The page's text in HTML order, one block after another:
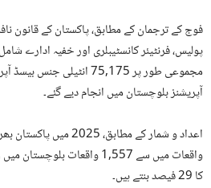
فوج کے ترجمان کے مطابق، پاکستان کے قانون
آپریشنز بلوچستان میں انجام دیے گئے۔
واقعات میں سے 1,557 واقعات
کا 29 فیصد بنتے ہیں۔